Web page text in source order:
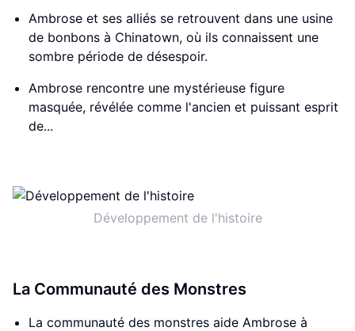
Ambrose et ses alliés se retrouvent dans une usine
de bonbons à Chinatown, où ils connaissent une
sombre période de désespoir.
Ambrose rencontre une mystérieuse figure
masquée, révélée comme l'ancien et puissant esprit
de...
Développement de l'histoire
La Communauté des Monstres
La communauté des monstres aide Ambrose à